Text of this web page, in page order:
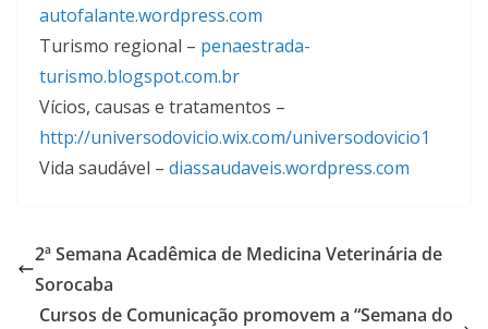
autofalante.wordpress.com
Turismo regional – penaestrada-
turismo.blogspot.com.br
Vícios, causas e tratamentos –
http://universodovicio.wix.com/universodovicio1
Vida saudável – diassaudaveis.wordpress.com
2ª Semana Acadêmica de Medicina Veterinária de
Sorocaba
Cursos de Comunicação promovem a “Semana do